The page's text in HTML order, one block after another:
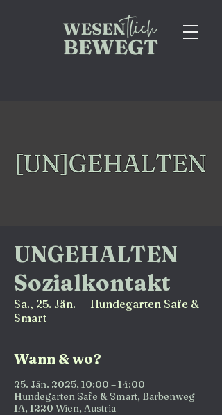
UNGEHALTEN
Sozialkontakt
Sa., 25. Jän.
  |
Hundegarten Safe &
Smart
Wann & wo?
25. Jän. 2025, 10:00 – 14:00
Hundegarten Safe & Smart, Barbenweg
1A, 1220 Wien, Austria